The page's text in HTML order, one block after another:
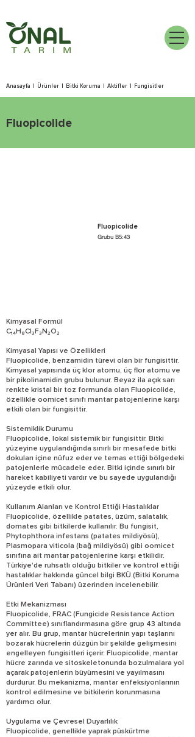
Anasayfa Ürünler Bitki Koruma Aktifler Fungisitler
Fluopicolide
Fluopicolide
Grubu B5:43
Kimyasal Formül
C₁₄H₈Cl₃F₃N₂O₂
Kimyasal Yapısı ve Özellikleri
Fluopicolide, benzamidin türevi olan bir fungisittir.
Kimyasal yapısında üç klor atomu, üç flor atomu ve
bir pikolinamidin grubu bulunur. Beyaz ila açık sarı
renkte kristal bir toz formunda olan Fluopicolide,
özellikle oomicet sınıfı mantar patojenlerine karşı
etkili olan bir fungisittir.
Sistemiklik Durumu
Fluopicolide, lokal sistemik bir fungisittir. Bitki
yüzeyine uygulandığında sınırlı bir mesafede bitki
dokuları içine nüfuz eder ve temas ettiği bölgedeki
patojenlerle mücadele eder. Bitki içinde sınırlı bir
hareket kabiliyeti vardır ve bu sayede uygulandığı
yüzeyde etkili olur.
Kullanım Alanları ve Kontrol Ettiği Hastalıklar
Fluopicolide, özellikle patates, üzüm, salatalık,
domates gibi bitkilerde kullanılır. Bu fungisit,
Phytophthora infestans (patates mildiyösü),
Plasmopara viticola (bağ mildiyösü) gibi oomicet
sınıfına ait mantar patojenlerine karşı etkilidir.
Türkiye'de ruhsatlı olduğu bitkiler ve kontrol ettiği
hastalıklar hakkında güncel bilgi BKÜ (Bitki Koruma
Ürünleri Veri Tabanı) üzerinden incelenebilir.
Etki Mekanizması
Fluopicolide, FRAC (Fungicide Resistance Action
Committee) sınıflandırmasına göre grup 43 altında
yer alır. Bu grup, mantar hücrelerinin yapı taşlarını
bozarak hücrelerin düzgün bir şekilde gelişmesini
engelleyen fungisitleri içerir. Fluopicolide, mantar
hücre zarında ve sitoskeletonunda bozulmalara yol
açarak patojenlerin büyümesini ve yayılmasını
durdurur. Bu mekanizma, mantar enfeksiyonlarının
kontrol edilmesine ve bitkilerin korunmasına
yardımcı olur.
Uygulama ve Çevresel Duyarlılık
Fluopicolide, genellikle yaprak püskürtme